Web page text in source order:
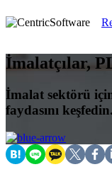
İmalatçılar,
İmalat sektörü
faydasını keşfedin.